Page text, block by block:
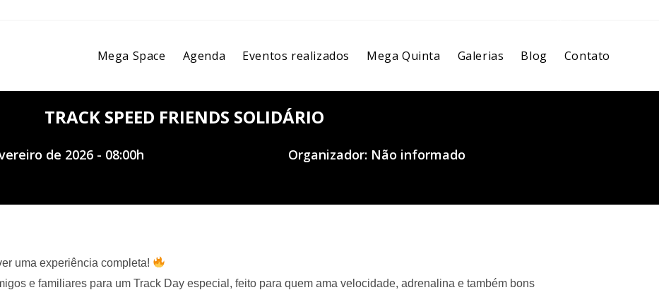
Mega Space Agenda Eventos realizados Mega Quinta Galerias Blog Contato
TRACK SPEED FRIENDS SOLIDÁRIO
de 2026 - 08:00h Organizador: Não informado
uma experiência completa!
e familiares para um Track Day especial, feito para quem ama velocidade, adrenalina e também bons